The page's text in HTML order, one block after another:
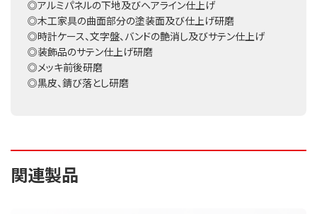
◎アルミパネルの下地及びヘアライン仕上げ
◎木工家具の曲面部分の塗装面及び仕上げ研磨
◎時計ケース、文字盤、バンドの艶消し及びサテン仕上げ
◎装飾品のサテン仕上げ研磨
◎メッキ前後研磨
◎黒皮、錆び落とし研磨
関連製品